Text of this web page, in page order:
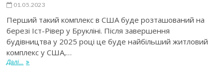
01.05.2023
Перший такий комплекс в США буде розташований на
березі Іст-Рівер у Брукліні. Після завершення
будівництва у 2025 році це буде найбільший житловий
комплекс у США,…
Далі...